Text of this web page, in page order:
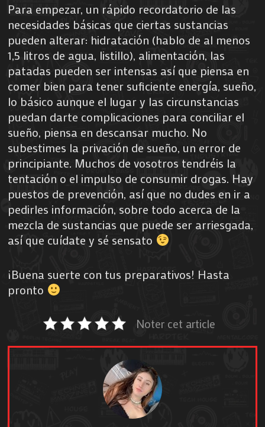
Para empezar, un rápido recordatorio de las
necesidades básicas que ciertas sustancias
pueden alterar: hidratación (hablo de al menos
1,5 litros de agua, listillo), alimentación, las
patadas pueden ser intensas así que piensa en
comer bien para tener suficiente energía, sueño,
lo básico aunque el lugar y las circunstancias
puedan darte complicaciones para conciliar el
sueño, piensa en descansar mucho. No
subestimes la privación de sueño, un error de
principiante. Muchos de vosotros tendréis la
tentación o el impulso de consumir drogas. Hay
puestos de prevención, así que no dudes en ir a
pedirles información, sobre todo acerca de la
mezcla de sustancias que puede ser arriesgada,
así que cuídate y sé sensato
¡Buena suerte con tus preparativos! Hasta
pronto
Noter cet article